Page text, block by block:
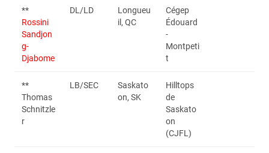
**
Rossini
Sandjon
g-
Djabome
DL/LD
Longueu
il, QC
Cégep
Édouard
-
Montpeti
t
**
Thomas
Schnitzle
r
LB/SEC
Saskato
on, SK
Hilltops
de
Saskato
on
(CJFL)